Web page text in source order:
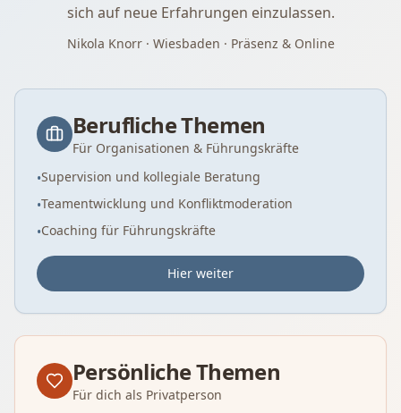
sich auf neue Erfahrungen einzulassen.
Nikola Knorr · Wiesbaden · Präsenz & Online
Angebotsbereiche
Berufliche Themen
Für Organisationen & Führungskräfte
•Supervision und kollegiale Beratung
•Teamentwicklung und Konfliktmoderation
•Coaching für Führungskräfte
Hier weiter
Persönliche Themen
Für dich als Privatperson